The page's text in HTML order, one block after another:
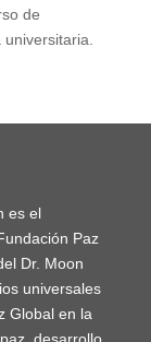
de
es el
Paz
Dr. Moon
universales
Global en la